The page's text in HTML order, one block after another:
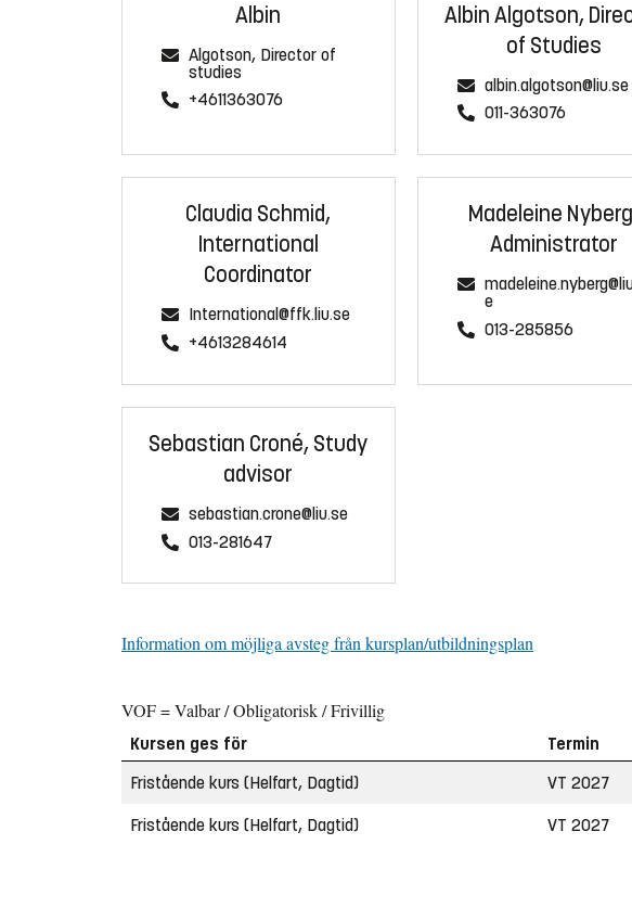
Albin
Algotson, Director of
studies
+4611363076
Albin Algotson,
of Studies
albin.algotson@liu.se
011-363076
Claudia Schmid,
International
Coordinator
International@ffk.liu.se
+4613284614
Madeleine
Administrator
e
013-285856
Sebastian Croné, Study
advisor
sebastian.crone@liu.se
013-281647
Information om möjliga avsteg från kursplan/utbildningsplan
VOF = Valbar / Obligatorisk / Frivillig
Kursen ges för Termin
Fristående kurs (Helfart, Dagtid)
VT 2027
Fristående kurs (Helfart, Dagtid) VT 2027